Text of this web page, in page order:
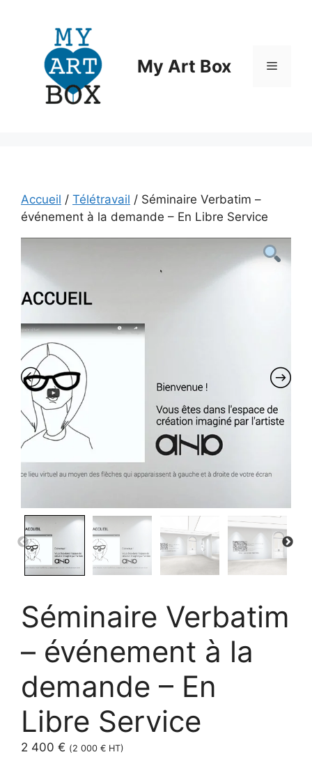
My Art Box Menu
Accueil / Télétravail / Séminaire Verbatim –
événement à la demande – En Libre Service
Séminaire Verbatim
– événement à la
demande – En
Libre Service
2 400 € (2 000 € HT)